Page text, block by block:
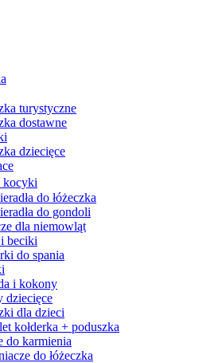
turystyczne
dostawne
dziecięce
kocyki
do łóżeczka
do gondoli
dla niemowląt
beciki
do spania
i kokony
dziecięce
dla dzieci
kołderka + poduszka
do karmienia
do łóżeczka